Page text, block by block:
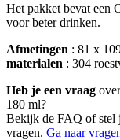
Het pakket bevat een
voor beter drinken.
Afmetingen : 81 x
materialen : 304
Heb je een vraag
180 ml?
Bekijk de FAQ of stel
vragen. Ga naar